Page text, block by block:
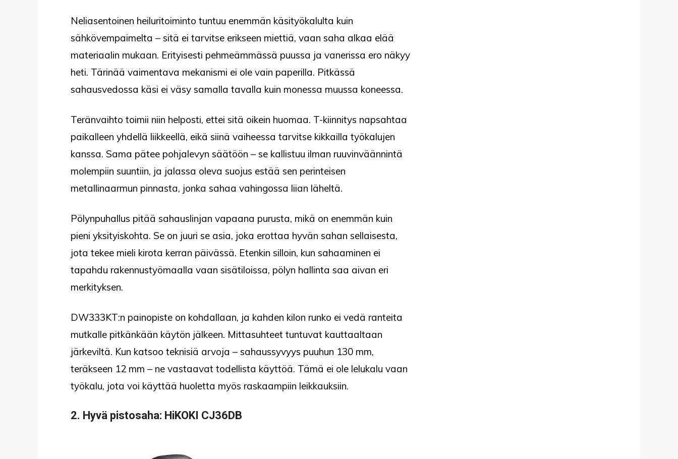
Neliasentoinen heiluritoiminto tuntuu enemmän käsityökalulta kuin
sähkövempaimelta – sitä ei tarvitse erikseen miettiä, vaan saha alkaa elää
materiaalin mukaan. Erityisesti pehmeämmässä puussa ja vanerissa ero näkyy
heti. Tärinää vaimentava mekanismi ei ole vain paperilla. Pitkässä
sahausvedossa käsi ei väsy samalla tavalla kuin monessa muussa koneessa.
Teränvaihto toimii niin helposti, ettei sitä oikein huomaa. T-kiinnitys napsahtaa
paikalleen yhdellä liikkeellä, eikä siinä vaiheessa tarvitse kikkailla työkalujen
kanssa. Sama pätee pohjalevyn säätöön – se kallistuu ilman ruuvinväännintä
molempiin suuntiin, ja jalassa oleva suojus estää sen perinteisen
metallinaarmun pinnasta, jonka sahaa vahingossa liian läheltä.
Pölynpuhallus pitää sahauslinjan vapaana purusta, mikä on enemmän kuin
pieni yksityiskohta. Se on juuri se asia, joka erottaa hyvän sahan sellaisesta,
jota tekee mieli kirota kerran päivässä. Etenkin silloin, kun sahaaminen ei
tapahdu rakennustyömaalla vaan sisätiloissa, pölyn hallinta saa aivan eri
merkityksen.
DW333KT:n painopiste on kohdallaan, ja kahden kilon runko ei vedä ranteita
mutkalle pitkänkään käytön jälkeen. Mittasuhteet tuntuvat kauttaaltaan
järkeviltä. Kun katsoo teknisiä arvoja – sahaussyvyys puuhun 130 mm,
teräkseen 12 mm – ne vastaavat todellista käyttöä. Tämä ei ole lelukalu vaan
työkalu, jota voi käyttää huoletta myös raskaampiin leikkauksiin.
2. Hyvä pistosaha: HiKOKI CJ36DB